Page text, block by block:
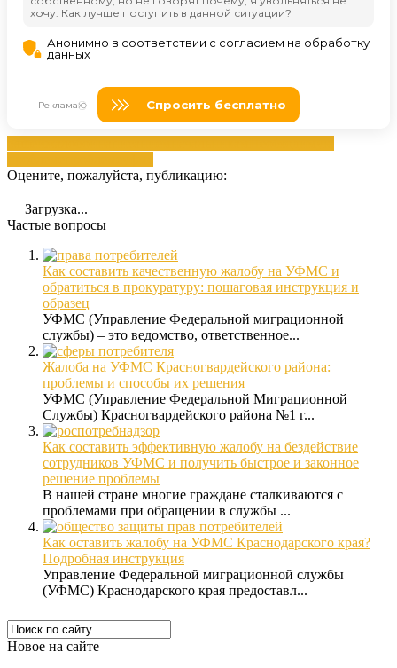
Оцените, пожалуйста, публикацию:
Загрузка...
Частые вопросы
Как составить качественную жалобу на УФМС и
обратиться в прокуратуру: пошаговая инструкция и
образец
УФМС (Управление Федеральной миграционной
службы) – это ведомство, ответственное...
Жалоба на УФМС Красногвардейского района:
проблемы и способы их решения
УФМС (Управление Федеральной Миграционной
Службы) Красногвардейского района №1 г...
Как составить эффективную жалобу на бездействие
сотрудников УФМС и получить быстрое и законное
решение проблемы
В нашей стране многие граждане сталкиваются с
проблемами при обращении в службы ...
Как оставить жалобу на УФМС Краснодарского края?
Подробная инструкция
Управление Федеральной миграционной службы
(УФМС) Краснодарского края предоставл...
Новое на сайте